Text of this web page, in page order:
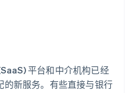
平台和中介机构已经
的新服务。有些直接与银行